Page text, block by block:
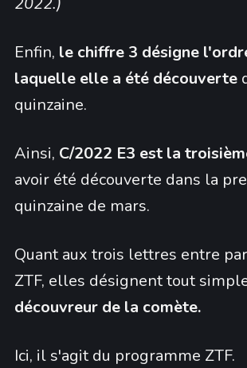
Enfin, le chiffre 3 désigne
laquelle elle a été découverte
quinzaine.
Ainsi, C/2022 E3 est la
avoir été découverte dans la
quinzaine de mars.
Quant aux trois lettres entre
ZTF, elles désignent tout
découvreur de la comète.
Ici, il s'agit du programme ZTF.